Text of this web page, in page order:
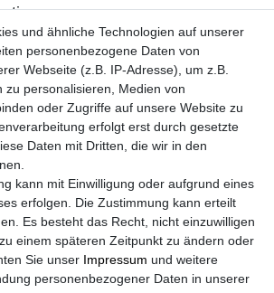
und ähnliche Technologien auf unserer
personenbezogene Daten von
Webseite (z.B. IP-Adresse), um z.B.
zu personalisieren, Medien von
oder Zugriffe auf unsere Website zu
erfolgt erst durch gesetzte
Daten mit Dritten, die wir in den
kann mit Einwilligung oder aufgrund eines
erfolgen. Die Zustimmung kann erteilt
Es besteht das Recht, nicht einzuwilligen
einem späteren Zeitpunkt zu ändern oder
Sie unser Impressum und weitere
personenbezogener Daten in unserer